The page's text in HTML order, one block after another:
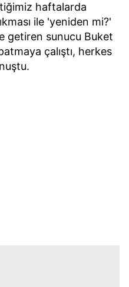
haftalarda
ile 'yeniden mi?'
getiren sunucu Buket
çalıştı, herkes